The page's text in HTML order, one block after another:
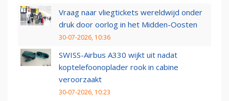
Vraag naar vliegtickets wereldwijd onder
druk door oorlog in het Midden-Oosten
30-07-2026, 10:36
SWISS-Airbus A330 wijkt uit nadat
koptelefoonoplader rook in cabine
veroorzaakt
30-07-2026, 10:23